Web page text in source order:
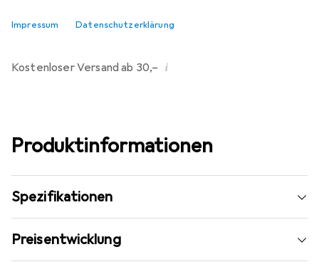
Impressum Datenschutzerklärung
Vergleichen
Kostenloser Versand ab 30,– i
Produktinformationen
Spezifikationen
Preisentwicklung